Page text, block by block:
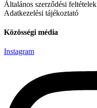
Általános szerződési feltételek
Adatkezelési tájékoztató
Közösségi média
Instagram